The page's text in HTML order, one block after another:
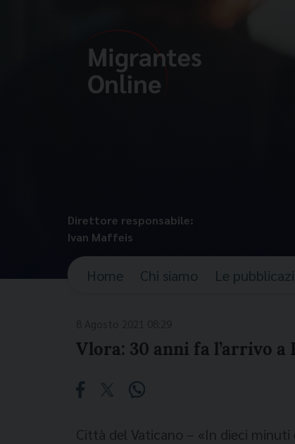
Direttore responsabile:
Ivan Maffeis
Home Chi siamo Le
Vlora: 30 anni fa l’arrivo
Città del Vaticano – «In dieci minuti